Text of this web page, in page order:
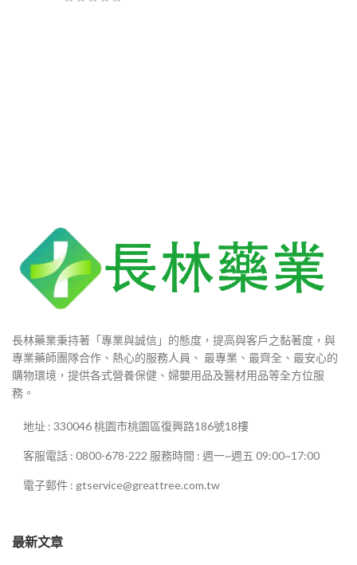
長林藥業秉持著「專業與誠信」的態度，提高與客戶之黏著度，與
專業藥師團隊合作、熱心的服務人員、 最專業、最齊全、最安心的
購物環境，提供各式營養保健、婦嬰用品及醫材用品等全方位服
務。
地址 : 330046 桃園市桃園區復興路186號18樓
客服電話 : 0800-678-222 服務時間 : 週一~週五 09:00~17:00
電子郵件 : gtservice@greattree.com.tw
最新文章